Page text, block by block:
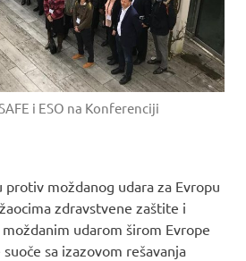
i ESO na Konferenciji
protiv moždanog udara za Evropu
zdravstvene zaštite i
udarom širom Evrope
sa izazovom rešavanja